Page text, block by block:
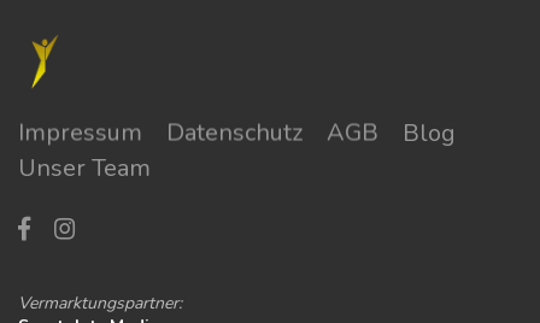
Impressum Datenschutz AGB
Blog
Unser Team
Vermarktungspartner: